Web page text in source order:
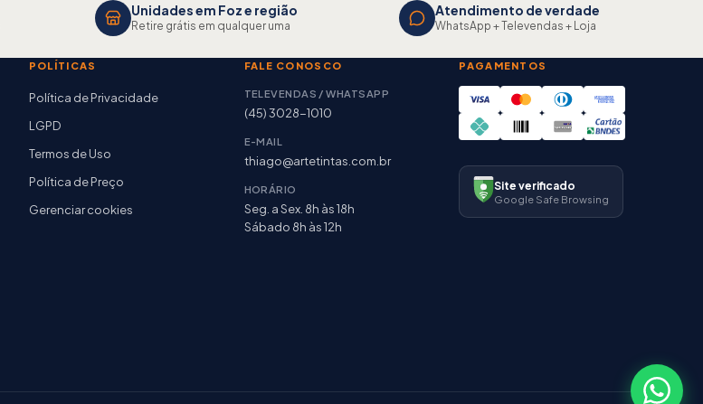
Unidades em Foz e região
Retire grátis em qualquer uma
Atendimento de verdade
WhatsApp + Televendas + Loja
POLÍTICAS
Política de Privacidade
LGPD
Termos de Uso
Política de Preço
Gerenciar cookies
FALE CONOSCO
TELEVENDAS / WHATSAPP
(45) 3028-1010
E-MAIL
thiago@artetintas.com.br
HORÁRIO
Seg. a Sex. 8h às 18h
Sábado 8h às 12h
PAGAMENTOS
Site verificado
Google Safe Browsing